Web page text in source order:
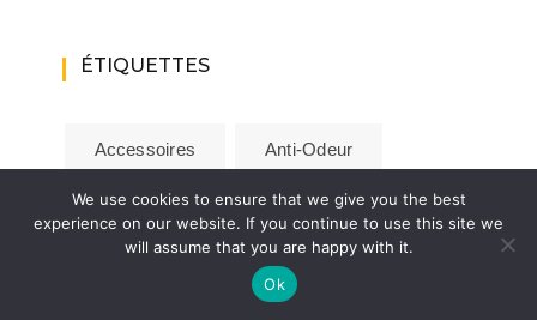
ÉTIQUETTES
Accessoires Anti-Odeur
Avocat Bague Beauté
We use cookies to ensure that we give you the best
experience on our website. If you continue to use this site we
will assume that you are happy with it.
Ok